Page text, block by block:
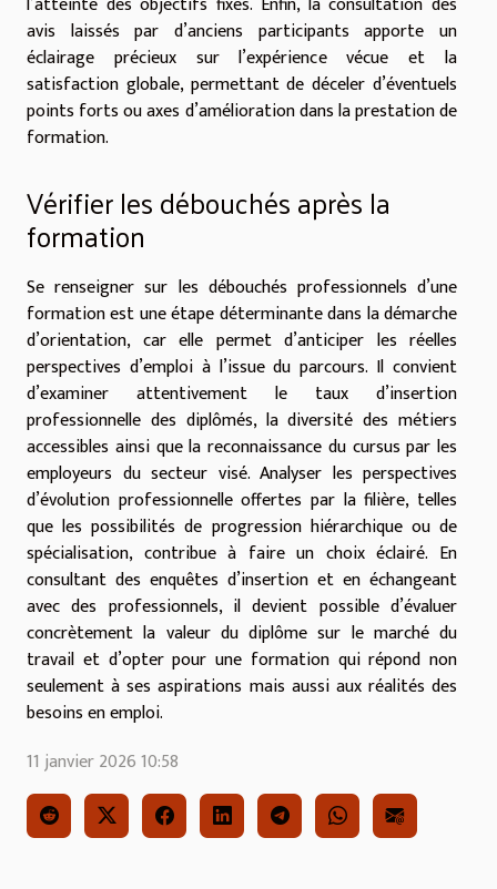
avis laissés par d’anciens participants apporte un
éclairage précieux sur l’expérience vécue et la
satisfaction globale, permettant de déceler d’éventuels
points forts ou axes d’amélioration dans la prestation de
formation.
Vérifier les débouchés après la
formation
Se renseigner sur les débouchés professionnels d’une
formation est une étape déterminante dans la démarche
d’orientation, car elle permet d’anticiper les réelles
perspectives d’emploi à l’issue du parcours. Il convient
d’examiner attentivement le taux d’insertion
professionnelle des diplômés, la diversité des métiers
accessibles ainsi que la reconnaissance du cursus par les
employeurs du secteur visé. Analyser les perspectives
d’évolution professionnelle offertes par la filière, telles
que les possibilités de progression hiérarchique ou de
spécialisation, contribue à faire un choix éclairé. En
consultant des enquêtes d’insertion et en échangeant
avec des professionnels, il devient possible d’évaluer
concrètement la valeur du diplôme sur le marché du
travail et d’opter pour une formation qui répond non
seulement à ses aspirations mais aussi aux réalités des
besoins en emploi.
11 janvier 2026 10:58